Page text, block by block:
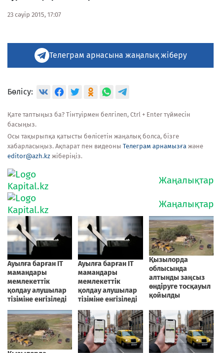
23 сәуір 2015, 17:07
Телеграм арнасына жаңалық жіберу
Бөлісу:
Қате таптыңыз ба? Тінтуірмен белгілеп, Ctrl + Enter түймесін
басыңыз.
Осы тақырыпқа қатысты бөлісетін жаңалық болса, бізге
хабарласыңыз. Ақпарат пен видеоны Телеграм арнамызға және
editor@azh.kz жіберіңіз.